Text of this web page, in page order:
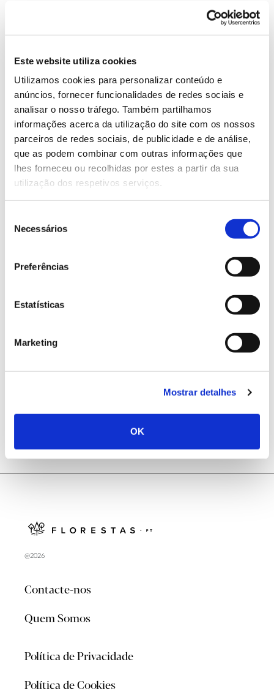
Este website utiliza cookies
Utilizamos cookies para personalizar conteúdo e
anúncios, fornecer funcionalidades de redes sociais e
analisar o nosso tráfego. Também partilhamos
informações acerca da utilização do site com os nossos
parceiros de redes sociais, de publicidade e de análise,
que as podem combinar com outras informações que
lhes forneceu ou recolhidas por estes a partir da sua
utilização dos respetivos serviços.
Necessários
Preferências
Estatísticas
Marketing
Mostrar detalhes
OK
Caetano, entre as 10h00 e as 13h00, neste curso da
Associação dos Amigos do Jardim Botânico da Ajuda.
Com um custo de 35 euros, a inscrição está
Saiba mais sobre esta formação
13.07.2026
Genoma do priolo e de outras espécies em risco:
conhecer para conservar
02.07.2026
Registar galhas de Trichi em acácia-das-espigas:
cidadãos chamados a ajudar
no verão 2026
@2026
Contacte-nos
Quem Somos
Política de Privacidade
Política de Cookies